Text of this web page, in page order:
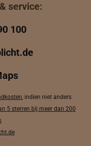
service:
100
, indien niet anders
5 sterren bij meer dan 200